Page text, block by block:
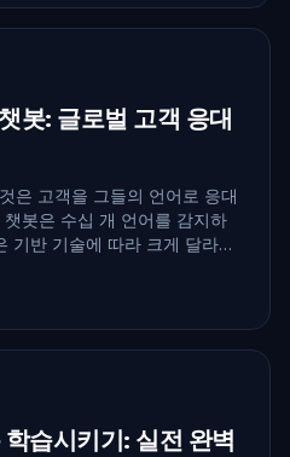
봇: 글로벌 고객 응대
은 고객을 그들의 언어로 응대
봇은 수십 개 언어를 감지하
기반 기술에 따라 크게 달라집
습시키기: 실전 완벽